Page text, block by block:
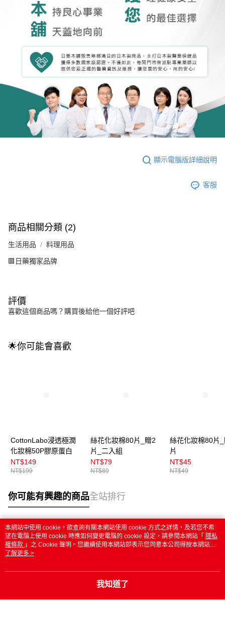
顯示電腦版詳細說明
客服
商品相關分類 (2)
生活用品 料理用品
🟥日藥獨家品牌
評價
喜歡這個商品嗎？購買後給他一個好評吧
🌟你可能會喜歡
CottonLabo浸透極潤
化妝棉50P膠原蛋白
NT$149
NT$199
絲花化妝棉80片_贈2
片_二入組
NT$79
NT$89
絲花化妝棉80片
片
NT$45
NT$49
你可能有興趣的商品全站排行
熱門標籤
本網站中使用 cookie，欲查詢有關本網站使用 cookie 方式之詳情，及若您不希
望在電腦上使用 cookie 時應如何變更電腦的 cookie 設定，請參閱本網站「 隱私
權條款 」之 Cookie 聲明。您繼續使用本網站即表示您同意本公司得按本網站使
用條款之 Cookie 聲明使用 cookie。
了解更多 >
我知道了